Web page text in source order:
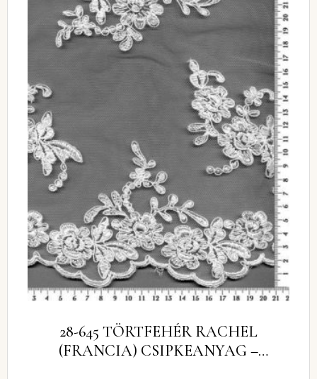
28-645 TÖRTFEHÉR RACHEL
(FRANCIA) CSIPKEANYAG –